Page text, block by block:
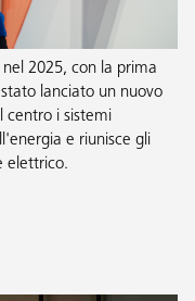
2025, con la prima
lanciato un nuovo
centro i sistemi
e riunisce gli
elettrico.